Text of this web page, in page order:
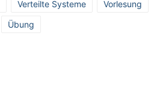
Verteilte Systeme
Vorlesung
Übung